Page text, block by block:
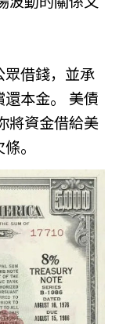
眾借錢，並承
本金。 美債
將資金借給美
。